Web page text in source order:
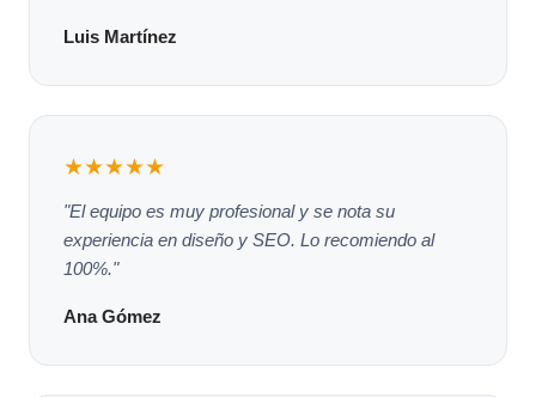
Luis Martínez
★★★★★
"El equipo es muy profesional y se nota su
experiencia en diseño y SEO. Lo recomiendo al
100%."
Ana Gómez